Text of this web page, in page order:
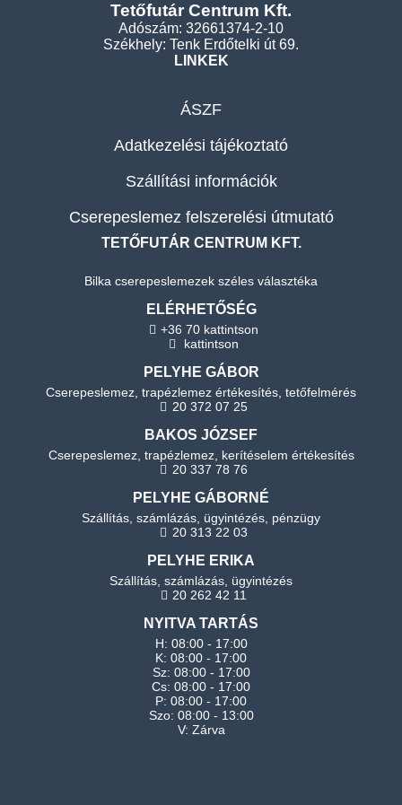
Tetőfutár Centrum Kft.
Adószám: 32661374-2-10
Székhely: Tenk Erdőtelki út 69.
LINKEK
ÁSZF
Adatkezelési tájékoztató
Szállítási információk
Cserepeslemez felszerelési útmutató
TETŐFUTÁR CENTRUM KFT.
Bilka cserepeslemezek széles választéka
ELÉRHETŐSÉG
+36 70 kattintson
kattintson
PELYHE GÁBOR
Cserepeslemez, trapézlemez értékesítés, tetőfelmérés
20 372 07 25
BAKOS JÓZSEF
Cserepeslemez, trapézlemez, kerítéselem értékesítés
20 337 78 76
PELYHE GÁBORNÉ
Szállítás, számlázás, ügyintézés, pénzügy
20 313 22 03
PELYHE ERIKA
Szállítás, számlázás, ügyintézés
20 262 42 11
NYITVA TARTÁS
H: 08:00 - 17:00
K: 08:00 - 17:00
Sz: 08:00 - 17:00
Cs: 08:00 - 17:00
P: 08:00 - 17:00
Szo: 08:00 - 13:00
V: Zárva